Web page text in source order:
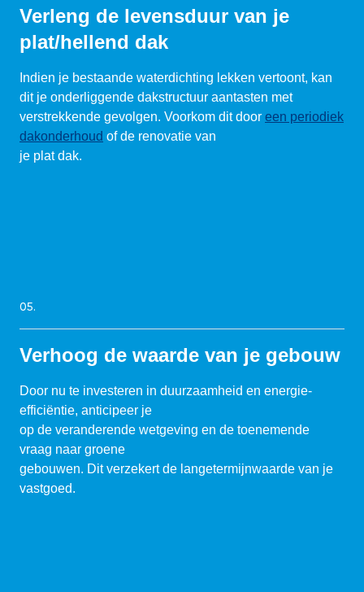
Verleng de levensduur van je
plat/hellend dak
Indien je bestaande waterdichting lekken vertoont, kan
dit je onderliggende dakstructuur aantasten met
verstrekkende gevolgen. Voorkom dit door een periodiek
dakonderhoud of de renovatie van
je plat dak.
05.
Verhoog de waarde van je gebouw
Door nu te investeren in duurzaamheid en energie-
efficiëntie, anticipeer je
op de veranderende wetgeving en de toenemende
vraag naar groene
gebouwen. Dit verzekert de langetermijnwaarde van je
vastgoed.